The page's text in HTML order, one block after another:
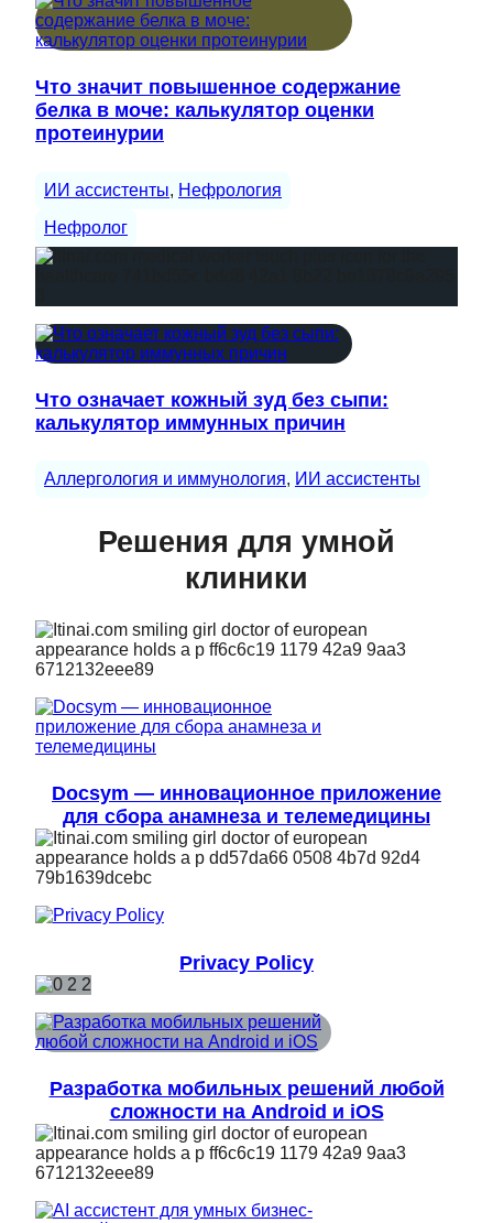
Что значит повышенное содержание
белка в моче: калькулятор оценки
протеинурии
ИИ ассистенты, Нефрология
Нефролог
Что означает кожный зуд без сыпи:
калькулятор иммунных причин
Аллергология и иммунология, ИИ ассистенты
Решения для умной
клиники
Docsym — инновационное приложение
для сбора анамнеза и телемедицины
Privacy Policy
Разработка мобильных решений любой
сложности на Android и iOS